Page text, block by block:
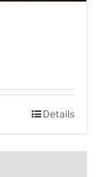
Details